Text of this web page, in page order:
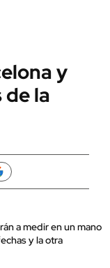
y
de la
a medir en un mano
y la otra